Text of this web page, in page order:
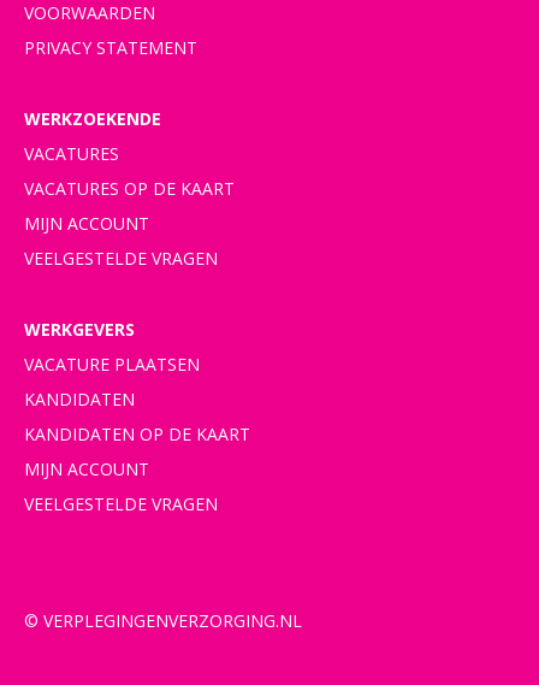
VOORWAARDEN
PRIVACY STATEMENT
WERKZOEKENDE
VACATURES
VACATURES OP DE KAART
MIJN ACCOUNT
VEELGESTELDE VRAGEN
WERKGEVERS
VACATURE PLAATSEN
KANDIDATEN
KANDIDATEN OP DE KAART
MIJN ACCOUNT
VEELGESTELDE VRAGEN
© VERPLEGINGENVERZORGING.NL